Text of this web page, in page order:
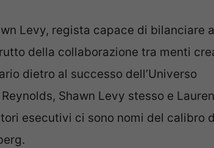
Levy, regista capace di bilanciare
della collaborazione tra menti
dietro al successo dell’Universo
Shawn Levy stesso e
esecutivi ci sono nomi del calibro